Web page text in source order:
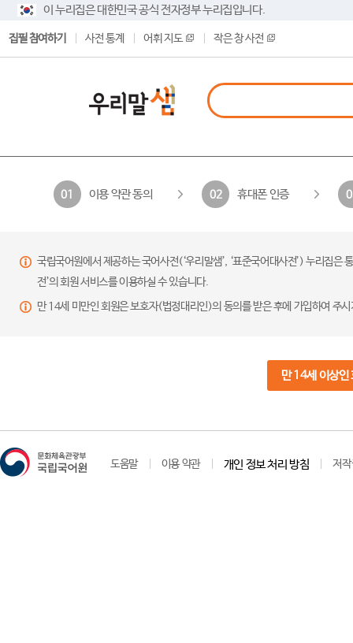
이 누리집은 대한민국 공식 전자정부 누리집입니다.
집필 참여하기 사전 통계 어휘 지도 작은 창 사전
01 이용 약관 동의 02 휴대폰 인증
국립국어원에서 제공하는 국어사전(‘우리말샘’, ‘표준국어대사전’) 누리집
전’의 회원 서비스를 이용하실 수 있습니다.
만 14세 미만인 회원은 보호자(법정대리인)의 동의를 받은 후에 가입하여 주
만 14세 이상인
도움말 이용 약관 개인 정보 처리 방침 저